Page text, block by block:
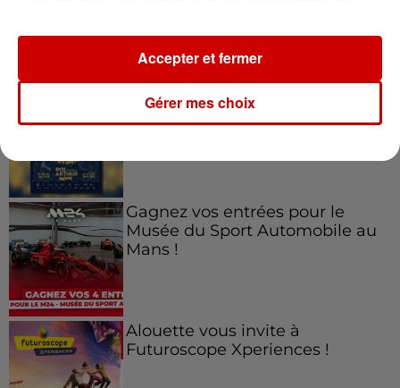
Jeux
Gagnez vos places pour le
Festival du Roi Arthur 2026 !
Gagnez vos entrées pour le
Musée du Sport Automobile au
Mans !
Alouette vous invite à
Futuroscope Xperiences !
Gérer mes choix
Accepter et fermer